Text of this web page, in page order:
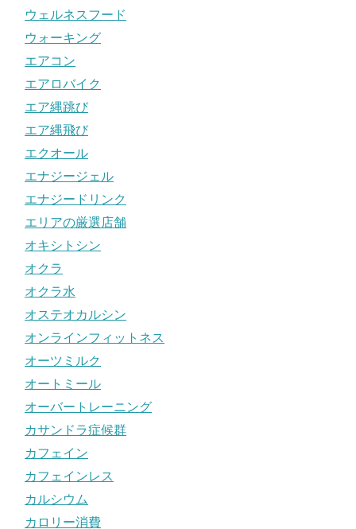
ウェルネスフード
ウォーキング
エアコン
エアロバイク
エア縄跳び
エア縄飛び
エクオール
エナジージェル
エナジードリンク
エリアの厳選店舗
オキシトシン
オクラ
オクラ水
オステオカルシン
オンラインフィットネス
オーツミルク
オートミール
オーバートレーニング
カサンドラ症候群
カフェイン
カフェインレス
カルシウム
カロリー消費